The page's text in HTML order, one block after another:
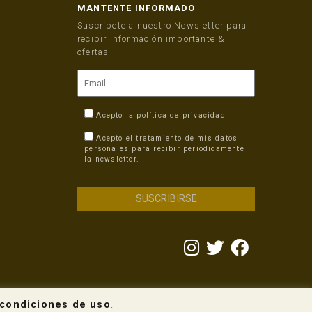
MANTENTE INFORMADO
Suscríbete a nuestro Newsletter para
recibir información importante &
ofertas
Acepto la política de privacidad
Acepto el tratamiento de mis datos
personales para recibir periódicamente
la newsletter.
condiciones de uso.